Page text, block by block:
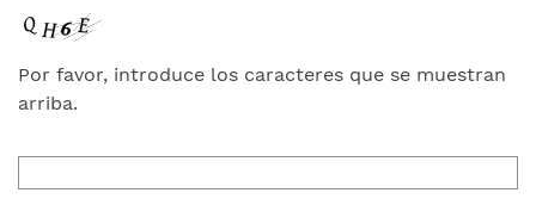
Por favor, introduce los caracteres que se muestran
arriba.